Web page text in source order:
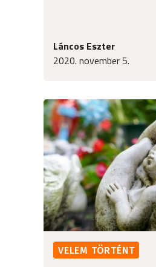
Láncos Eszter
2020. november 5.
VELEM TÖRTÉNT